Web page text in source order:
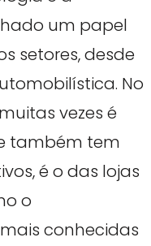
um papel
setores, desde
No
vezes é
também tem
é o das lojas
o
conhecidas